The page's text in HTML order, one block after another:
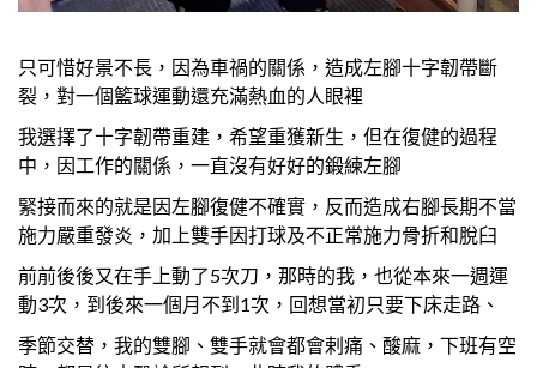
只可惜好景不長，因為車禍的關係，造成左腳十字韌帶斷
裂，對一個籃球運動還充滿熱血的人眼裡
我選擇了十字韌帶重建，希望重獲新生，但在復健的過程
中，因工作的關係，一直沒有好好的鍛練左腳
緊接而來的就是因左腳復健不確實，反而造成右腳長期不當
施力嚴重發炎，加上雙手因打球及不正常施力骨折和脫臼
前前後後又在手上動了5次刀，那時的我，也從本來一週運
動3次，到後來一個月不到1次，回想當初只要下床走路、
季節交替，我的雙腳、雙手就會都會剌痛、酸麻，下班有空